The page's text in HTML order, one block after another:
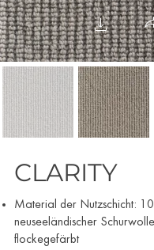
CLARITY
Material der Nutzschicht:
neuseeländischer
flockegefärbt